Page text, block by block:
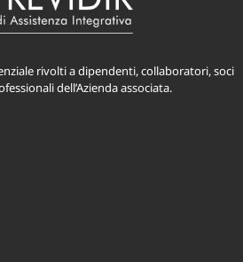
rivolti a dipendenti, collaboratori, soci